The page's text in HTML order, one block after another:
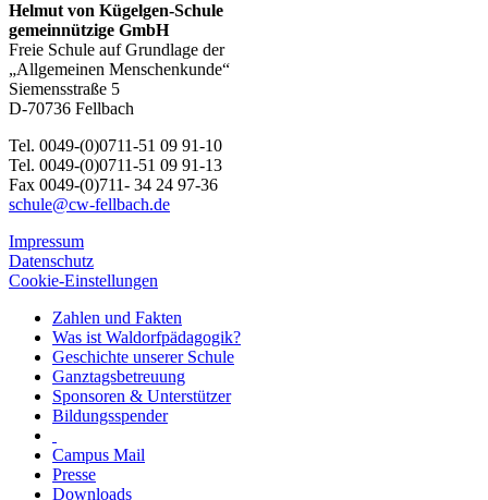
Helmut von Kügelgen-Schule
gemeinnützige GmbH
Freie Schule auf Grundlage der
„Allgemeinen Menschenkunde“
Siemensstraße 5
D-70736 Fellbach
Tel. 0049-(0)0711-51 09 91-10
Tel. 0049-(0)0711-51 09 91-13
Fax 0049-(0)711- 34 24 97-36
schule@cw-fellbach.de
Impressum
Datenschutz
Cookie-Einstellungen
Zahlen und Fakten
Was ist Waldorfpädagogik?
Geschichte unserer Schule
Ganztagsbetreuung
Sponsoren & Unterstützer
Bildungsspender
Campus Mail
Presse
Downloads